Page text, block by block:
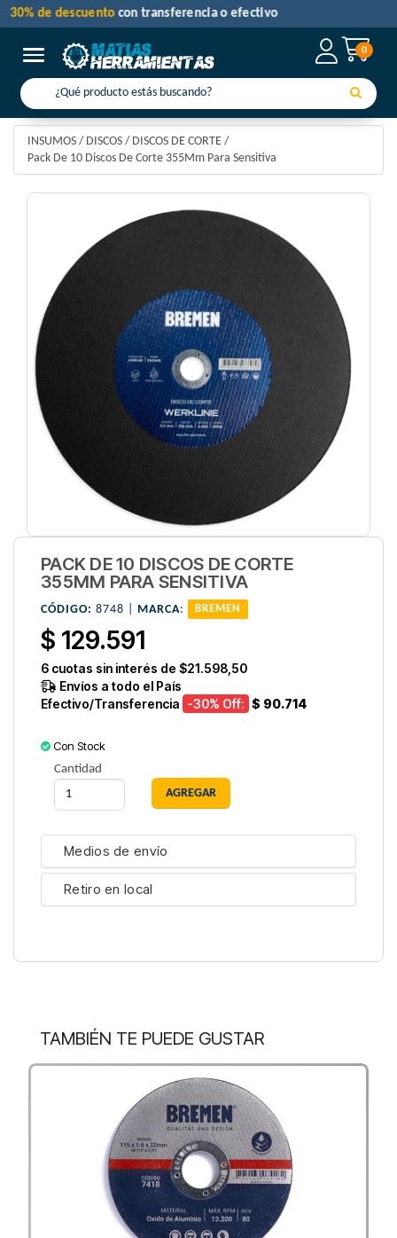
0
Toggle navigation
30% de descuentocon transferencia o efectivo
INSUMOS / DISCOS / DISCOS DE CORTE /
Pack De 10 Discos De Corte 355Mm Para Sensitiva
PACK DE 10 DISCOS DE CORTE
355MM PARA SENSITIVA
CÓDIGO: 8748 | MARCA: BREMEN
$ 129.591
6 cuotas sin interés de $21.598,50
Envíos a todo el País
Efectivo/Transferencia -30% Off: $ 90.714
Con Stock
Cantidad
Medios de envío
Retiro en local
TAMBIÉN TE PUEDE GUSTAR